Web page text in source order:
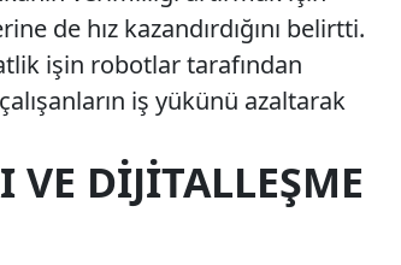
de hız kazandırdığını belirtti.
işin robotlar tarafından
iş yükünü azaltarak
VE DIJITALLEŞME